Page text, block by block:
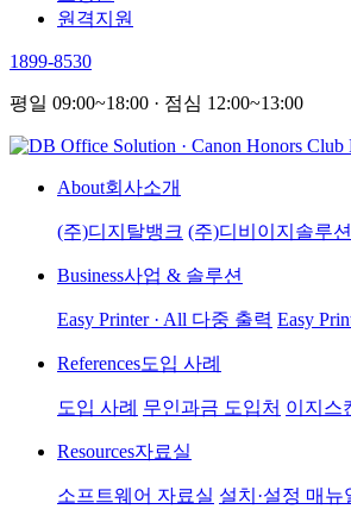
원격지원
1899-8530
평일 09:00~18:00 · 점심 12:00~13:00
About회사소개
(주)디지탈뱅크 (주)디비이지솔루션
Business사업 & 솔루션
Easy Printer · All 다중 출력 Easy
References도입 사례
도입 사례 무인과금 도입처 이지스
Resources자료실
소프트웨어 자료실 설치·설정 매뉴